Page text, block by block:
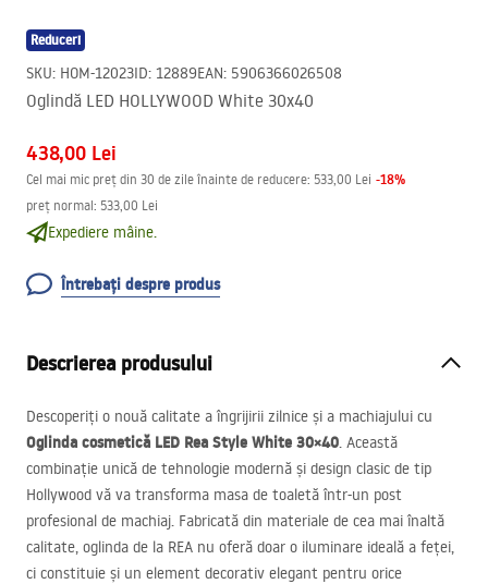
Reduceri
SKU: HOM-12023ID: 12889EAN: 5906366026508
Oglindă LED HOLLYWOOD White 30x40
438,00 Lei
Cel mai mic preț din 30 de zile înainte de reducere: 533,00 Lei -18%
preț normal: 533,00 Lei
Expediere mâine.
Întrebați despre produs
Descrierea produsului
Descoperiți o nouă calitate a îngrijirii zilnice și a machiajului cu
Oglinda cosmetică LED Rea Style White 30×40. Această
combinație unică de tehnologie modernă și design clasic de tip
Hollywood vă va transforma masa de toaletă într-un post
profesional de machiaj. Fabricată din materiale de cea mai înaltă
calitate, oglinda de la REA nu oferă doar o iluminare ideală a feței,
ci constituie și un element decorativ elegant pentru orice